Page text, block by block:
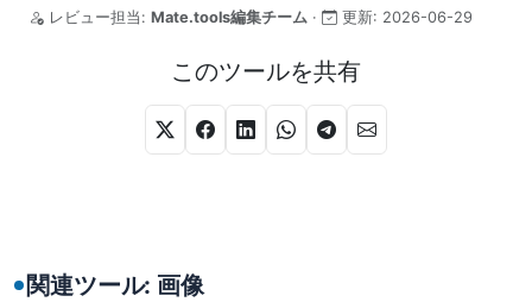
レビュー担当: Mate.tools編集チーム · 更新: 2026-06-29
このツールを共有
関連ツール: 画像